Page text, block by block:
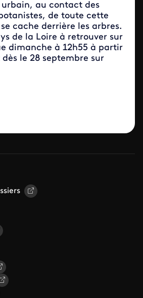
au contact des
de toute cette
cache derrière les arbres.
de la Loire à retrouver sur
dimanche à 12h55 à partir
le 28 septembre sur